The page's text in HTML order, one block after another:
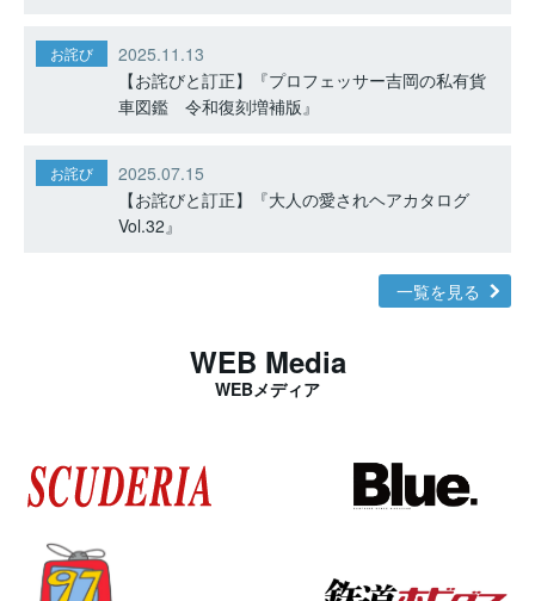
お詫び
2025.11.13
【お詫びと訂正】『プロフェッサー吉岡の私有貨
車図鑑 令和復刻増補版』
お詫び
2025.07.15
【お詫びと訂正】『大人の愛されヘアカタログ
Vol.32』
一覧を見る
WEB Media
WEBメディア